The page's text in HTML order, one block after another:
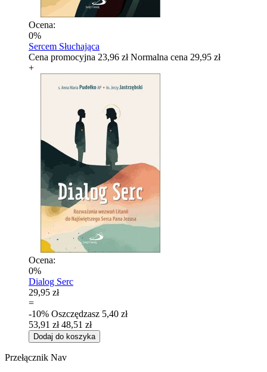
Ocena:
0%
Sercem Słuchająca
Cena promocyjna 23,96 zł Normalna cena 29,95 zł
+
Ocena:
0%
Dialog Serc
29,95 zł
=
-10% Oszczędzasz 5,40 zł
53,91 zł 48,51 zł
Dodaj do koszyka
Przełącznik Nav